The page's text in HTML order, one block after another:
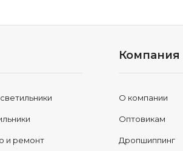
и ремонт
Компания
О компании
Оптовикам
Дропшиппинг